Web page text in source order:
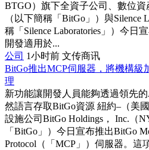
BTGO）旗下全資子公司、數位
（以下簡稱「BitGo」）與Silence
稱「Silence Laboratories」）今日
開發適用於...
公司 1小时前 文传商讯
BitGo推出MCP伺服器，將機構
理
新功能讓開發人員能夠透過領先
然語言存取BitGo資源 紐約–（美
設施公司BitGo Holdings， Inc.（
「BitGo」）今日宣布推出BitGo
Protocol（「MCP」）伺服器。這